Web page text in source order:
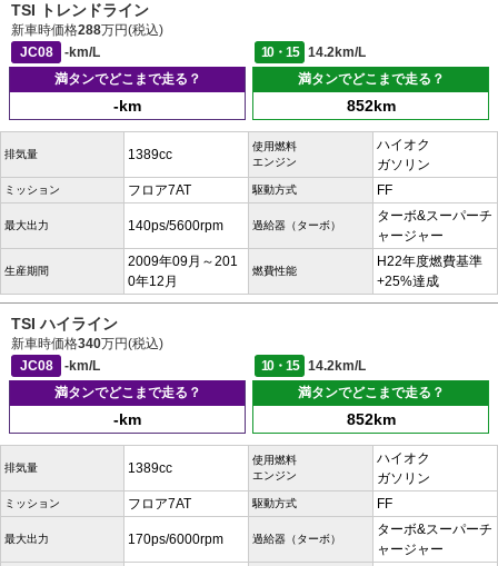
TSI トレンドライン
新車時価格288万円(税込)
JC08
-km/L 10・15
14.2km/L
満タンでどこまで走る？
-km
満タンでどこまで走る？
852km
排気量 1389cc
使用燃料
エンジン
ハイオク
ガソリン
ミッション フロア7AT 駆動方式 FF
最大出力 140ps/5600rpm 過給器（ターボ）
ターボ&スーパーチ
ャージャー
生産期間
2009年09月～201
0年12月
燃費性能
H22年度燃費基準
+25%達成
TSI ハイライン
新車時価格340万円(税込)
JC08
-km/L 10・15
14.2km/L
満タンでどこまで走る？
-km
満タンでどこまで走る？
852km
排気量 1389cc
使用燃料
エンジン
ハイオク
ガソリン
ミッション フロア7AT 駆動方式 FF
最大出力 170ps/6000rpm 過給器（ターボ）
ターボ&スーパーチ
ャージャー